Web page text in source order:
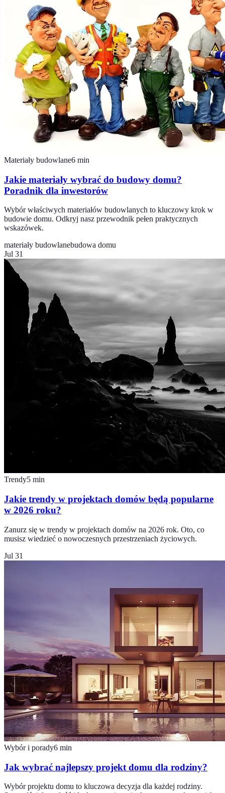
Materiały budowlane6 min
Jakie materiały wybrać do budowy domu?
Poradnik dla inwestorów
Wybór właściwych materiałów budowlanych to kluczowy krok w
budowie domu. Odkryj nasz przewodnik pełen praktycznych
wskazówek.
materiały budowlanebudowa domu
Jul 31
Trendy5 min
Jakie trendy w projektach domów będą popularne
w 2026 roku?
Zanurz się w trendy w projektach domów na 2026 rok. Oto, co
musisz wiedzieć o nowoczesnych przestrzeniach życiowych.
Jul 31
Wybór i porady6 min
Jak wybrać najlepszy projekt domu dla rodziny?
Wybór projektu domu to kluczowa decyzja dla każdej rodziny.